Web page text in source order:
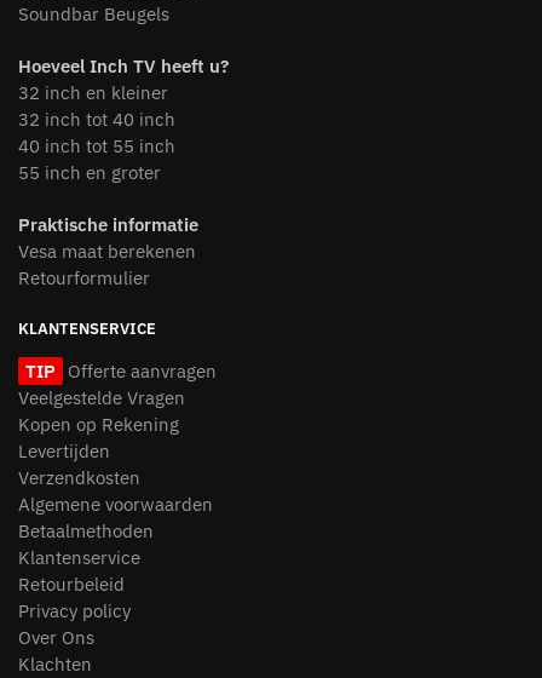
Soundbar Beugels
Hoeveel Inch TV heeft u?
32 inch en kleiner
32 inch tot 40 inch
40 inch tot 55 inch
55 inch en groter
Praktische informatie
Vesa maat berekenen
Retourformulier
KLANTENSERVICE
TIP
Offerte aanvragen
Veelgestelde Vragen
Kopen op Rekening
Levertijden
Verzendkosten
Algemene voorwaarden
Betaalmethoden
Klantenservice
Retourbeleid
Privacy policy
Over Ons
Klachten